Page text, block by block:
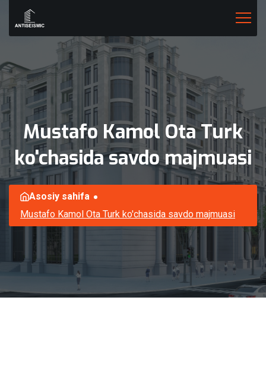
Mustafo Kamol OtaTurk
ko'chasidasavdomajmuasi
Asosiy sahifa
Mustafo Kamol Ota Turk ko'chasida savdo majmuasi